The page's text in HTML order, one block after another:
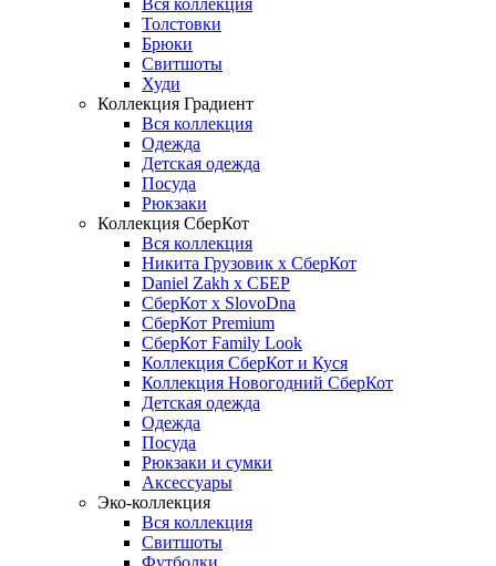
Вся коллекция
Толстовки
Брюки
Свитшоты
Худи
Коллекция Градиент
Вся коллекция
Одежда
Детская одежда
Посуда
Рюкзаки
Коллекция СберКот
Вся коллекция
Никита Грузовик х СберКот
Daniel Zakh x СБЕР
СберКот x SlovoDna
СберКот Premium
СберКот Family Look
Коллекция СберКот и Куся
Коллекция Новогодний СберКот
Детская одежда
Одежда
Посуда
Рюкзаки и сумки
Аксессуары
Эко-коллекция
Вся коллекция
Свитшоты
Футболки